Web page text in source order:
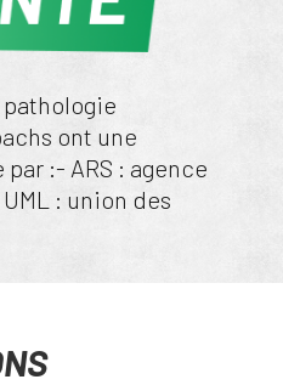
pathologie
ont une
:- ARS : agence
: union des